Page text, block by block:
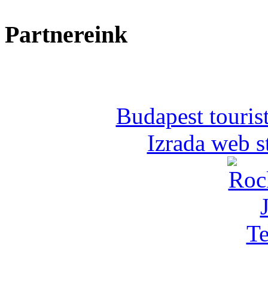
Partnereink
Budapest
Izrada web